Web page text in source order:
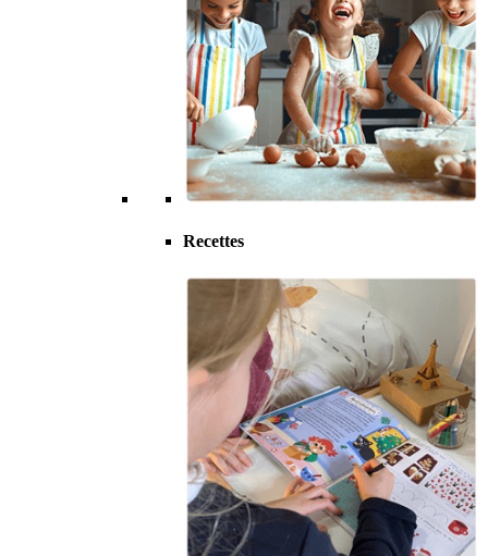
Recettes